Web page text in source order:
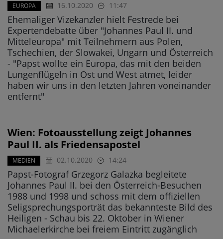
EUROPA 16.10.2020 11:47
Ehemaliger Vizekanzler hielt Festrede bei
Expertendebatte über "Johannes Paul II. und
Mitteleuropa" mit Teilnehmern aus Polen,
Tschechien, der Slowakei, Ungarn und Österreich
- "Papst wollte ein Europa, das mit den beiden
Lungenflügeln in Ost und West atmet, leider
haben wir uns in den letzten Jahren voneinander
entfernt"
Wien: Fotoausstellung zeigt Johannes
Paul II. als Friedensapostel
MEDIEN 02.10.2020 14:24
Papst-Fotograf Grzegorz Galazka begleitete
Johannes Paul II. bei den Österreich-Besuchen
1988 und 1998 und schoss mit dem offiziellen
Seligsprechungsporträt das bekannteste Bild des
Heiligen - Schau bis 22. Oktober in Wiener
Michaelerkirche bei freiem Eintritt zugänglich